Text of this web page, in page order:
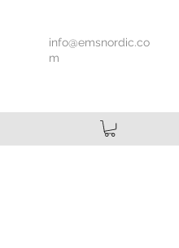
info@emsnordic.co
m